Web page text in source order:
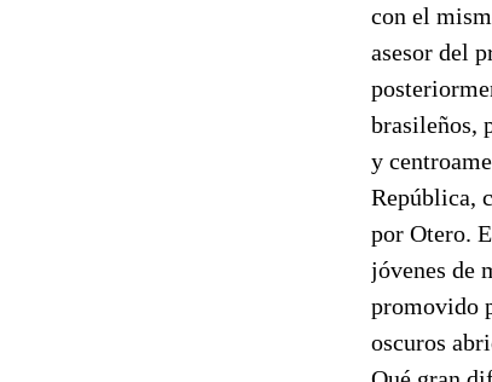
con el
asesor del
brasileños,
y
República,
por Otero.
jóvenes de
promovido
oscuros